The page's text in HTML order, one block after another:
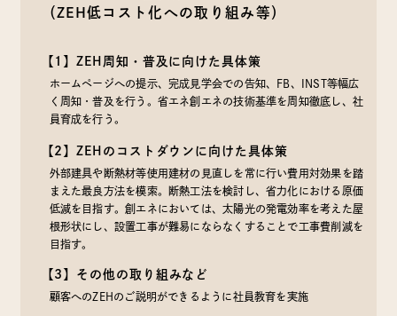
（ZEH低コスト化への取り組み等）
【1】ZEH周知・普及に向けた具体策
ホームページへの提示、完成見学会での告知、FB、INST等幅広
く周知・普及を行う。省エネ創エネの技術基準を周知徹底し、社
員育成を行う。
【2】ZEHのコストダウンに向けた具体策
外部建具や断熱材等使用建材の見直しを常に行い費用対効果を踏
まえた最良方法を模索。断熱工法を検討し、省力化における原価
低減を目指す。創エネにおいては、太陽光の発電効率を考えた屋
根形状にし、設置工事が難易にならなくすることで工事費削減を
目指す。
【3】その他の取り組みなど
顧客へのZEHのご説明ができるように社員教育を実施